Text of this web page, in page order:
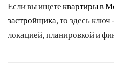
Если вы ищетеквартиры в
застройщика, то здесь
локацией, планировкой и